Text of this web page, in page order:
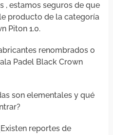
, estamos seguros de que
producto de la categoría
Piton 1.0.
renombrados o
Padel Black Crown
son elementales y qué
reportes de